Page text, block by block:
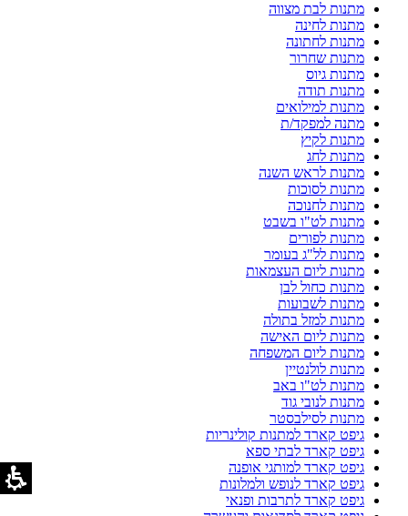
מתנות לבת מצווה
מתנות לחינה
מתנות לחתונה
מתנות שחרור
מתנות גיוס
מתנות תודה
מתנות למילואים
מתנה למפקד/ת
מתנות לקיץ
מתנות לחג
מתנות לראש השנה
מתנות לסוכות
מתנות לחנוכה
מתנות לט"ו בשבט
מתנות לפורים
מתנות לל"ג בעומר
מתנות ליום העצמאות
מתנות כחול לבן
מתנות לשבועות
מתנות למזל בתולה
מתנות ליום האישה
מתנות ליום המשפחה
מתנות לולנטיין
מתנות לט"ו באב
מתנות לנובי גוד
מתנות לסילבסטר
גיפט קארד למתנות קולינריות
גיפט קארד לבתי ספא
גיפט קארד למותגי אופנה
גיפט קארד לנופש ולמלונות
גיפט קארד לתרבות ופנאי